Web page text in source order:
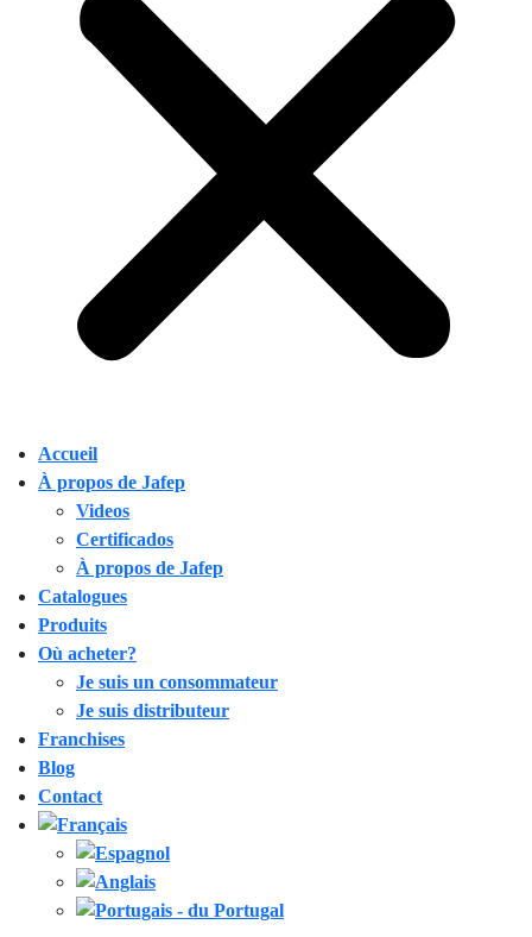
Accueil
À propos de Jafep
Videos
Certificados
À propos de Jafep
Catalogues
Produits
Où acheter?
Je suis un consommateur
Je suis distributeur
Franchises
Blog
Contact